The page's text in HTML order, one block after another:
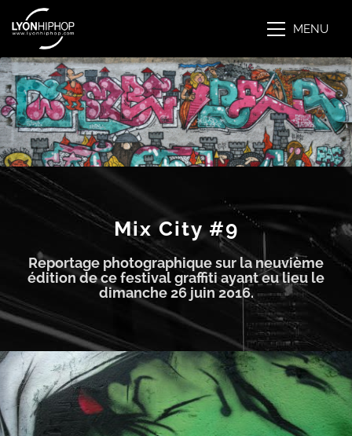
MENU
Mix City #9
Reportage photographique sur la neuvième
édition de ce festival graffiti ayant eu lieu le
dimanche 26 juin 2016.